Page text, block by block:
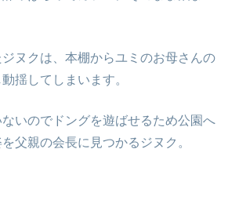
ヌクは、本棚からユミのお母さんの
揺してしまいます。
いのでドングを遊ばせるため公園へ
父親の会長に見つかるジヌク。